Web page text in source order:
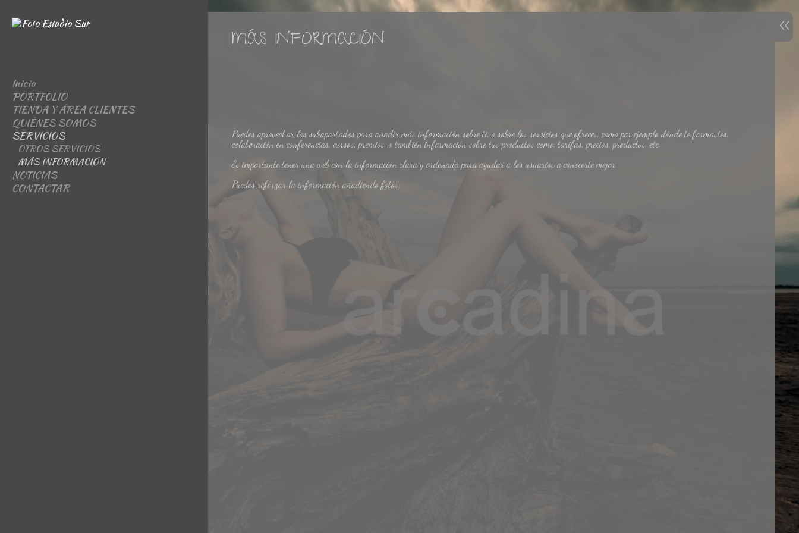
Inicio
PORTFOLIO
BodaMadrid
You&Me
Post-boda
Book
Embarazadas
Niñ@s
Comuniones
Videos externos
Otros
TIENDA Y ÁREA CLIENTES
QUIÉNES SOMOS
SERVICIOS
OTROS SERVICIOS
MÁS INFORMACIÓN
NOTICIAS
CONTACTAR
MÁS INFORMACIÓN
Puedes aprovechar los subapartados para añadir más información sobre ti, o sobre los servicios que ofreces, como por ejemplo dónde te formastes,
colaboración en conferencias, cursos, premios, o también información sobre tus productos como: tarifas, precios, productos, etc.
Es importante tener una web con la información clara y ordenada para ayudar a los usuarios a conocerte mejor.
Puedes reforzar la información añadiendo fotos.